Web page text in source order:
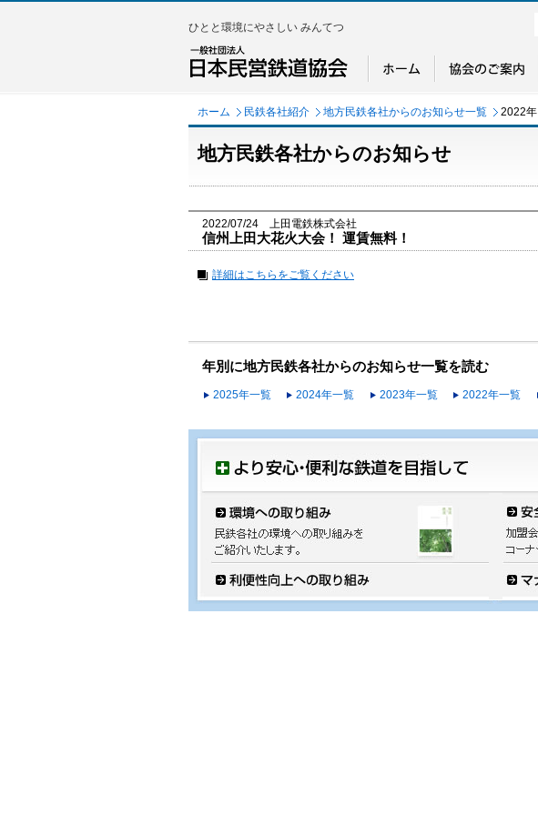
ひとと環境にやさしい みんてつ
ホーム 民鉄各社紹介 地方民鉄各社からのお知らせ一覧 2022年
地方民鉄各社からのお知らせ
2022/07/24 上田電鉄株式会社
信州上田大花火大会！ 運賃無料！
詳細はこちらをご覧ください
年別に地方民鉄各社からのお知らせ一覧を読む
2025年一覧 2024年一覧 2023年一覧 2022年一覧